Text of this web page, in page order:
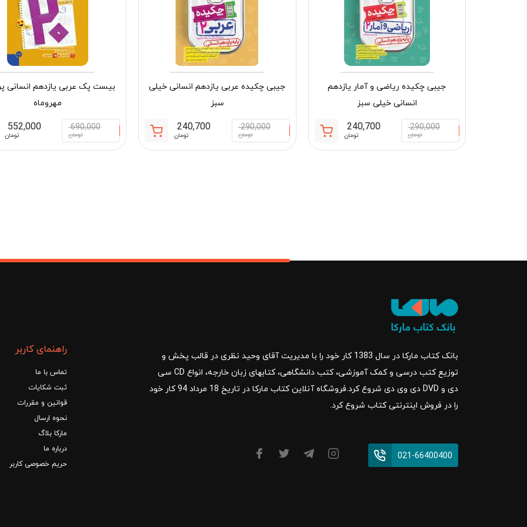
جیبی چکیده ریاضی و آمار یازدهم
انسانی خیلی سبز
290,000
تومان
اصلی:
240,700
تومان
فعلی:
جیبی چکیده عربی یازدهم انسانی خیلی
سبز
290,000
تومان
اصلی:
240,700
تومان
فعلی:
بیست پک عربی یازدهم انسانی
مهروماه
690,000
تومان
552,000
تومان
بانک کتاب مارکا در سال 1383 کار خود را با مدیریت آقای وحید نظری در قالب پخش و
توزیع کتب درسی و کمک آموزشی، کتب دانشگاهی، کتابهای زبان خارجه، انواع CD سی
دی و DVD دی وی دی شروع کرد.فروشگاه آنلاین کتاب مارکا در تاریخ 18 مرداد 94 کار خود
را در فروش اینترنتی کتاب شروع کرد.
021-66400400
راهنمای کاربر
تماس با ما
ثبت شکایات
قوانین و مقررات
نحوه ارسال
مارکا بلاگ
درباره ما
حریم خصوصی کاربر